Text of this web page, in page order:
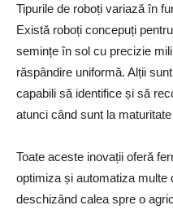
Tipurile de roboți variază în
Există roboți concepuți
semințe în sol cu precizie
răspândire uniformă. Alții
capabili să identifice și să
atunci când sunt la
Toate aceste inovații oferă
optimiza și automatiza multe
deschizând calea spre o